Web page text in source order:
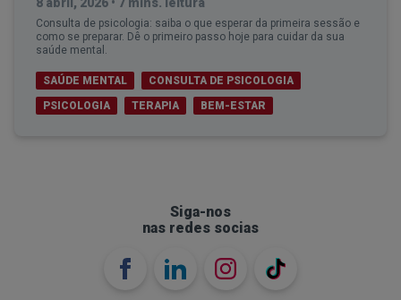
Consulta de psicologia: saiba o que esperar da primeira sessão e
como se preparar. Dê o primeiro passo hoje para cuidar da sua
saúde mental.
SAÚDE MENTAL
CONSULTA DE PSICOLOGIA
PSICOLOGIA
TERAPIA BEM-ESTAR
Siga-nos
nas redes socias